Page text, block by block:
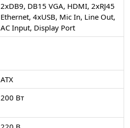
2xDB9, DB15 VGA, HDMI, 2xRJ45
Ethernet, 4xUSB, Mic In, Line Out,
AC Input, Display Port
ATX
200 Вт